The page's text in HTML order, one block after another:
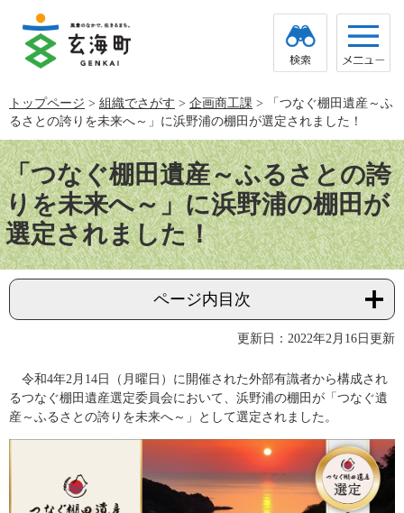
で
す。
ば
し
て
本
文
へ
トップページ > 組織でさがす > 企画商工課 >
「つなぐ棚田遺産～ふ
るさとの誇りを未来へ～」に浜野浦の棚田が選定されました！
本
文「つなぐ棚田遺産～ふるさとの誇
りを未来へ～」に浜野浦の棚田が
選定されました！
ページ内目次
更新日：2022年2月16日更新
令和4年2月14日（月曜日）に開催された外部有識者から構成され
るつなぐ棚田遺産選定委員会において、浜野浦の棚田が「つなぐ遺
産～ふるさとの誇りを未来へ～」として選定されました。